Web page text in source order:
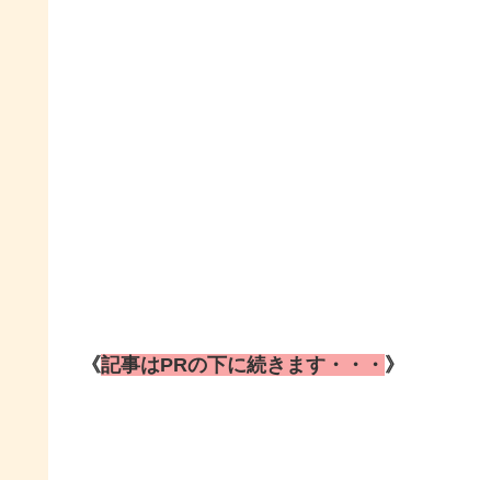
《記事はPRの下に続きます・・・ 》